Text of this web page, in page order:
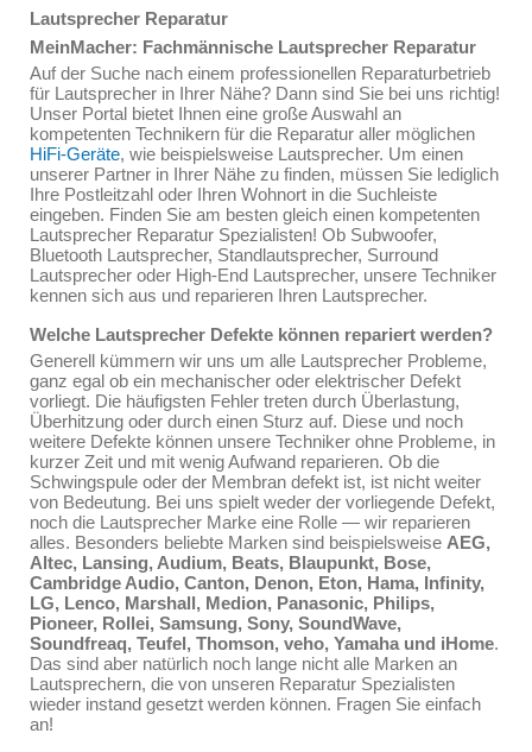
Lautsprecher Reparatur
MeinMacher: Fachmännische Lautsprecher Reparatur
Auf der Suche nach einem professionellen Reparaturbetrieb
für Lautsprecher in Ihrer Nähe? Dann sind Sie bei uns richtig!
Unser Portal bietet Ihnen eine große Auswahl an
kompetenten Technikern für die Reparatur aller möglichen
HiFi-Geräte, wie beispielsweise Lautsprecher. Um einen
unserer Partner in Ihrer Nähe zu finden, müssen Sie lediglich
Ihre Postleitzahl oder Ihren Wohnort in die Suchleiste
eingeben. Finden Sie am besten gleich einen kompetenten
Lautsprecher Reparatur Spezialisten! Ob Subwoofer,
Bluetooth Lautsprecher, Standlautsprecher, Surround
Lautsprecher oder High-End Lautsprecher, unsere Techniker
kennen sich aus und reparieren Ihren Lautsprecher.
Welche Lautsprecher Defekte können repariert werden?
Generell kümmern wir uns um alle Lautsprecher Probleme,
ganz egal ob ein mechanischer oder elektrischer Defekt
vorliegt. Die häufigsten Fehler treten durch Überlastung,
Überhitzung oder durch einen Sturz auf. Diese und noch
weitere Defekte können unsere Techniker ohne Probleme, in
kurzer Zeit und mit wenig Aufwand reparieren. Ob die
Schwingspule oder der Membran defekt ist, ist nicht weiter
von Bedeutung. Bei uns spielt weder der vorliegende Defekt,
noch die Lautsprecher Marke eine Rolle — wir reparieren
alles. Besonders beliebte Marken sind beispielsweise AEG,
Altec, Lansing, Audium, Beats, Blaupunkt, Bose,
Cambridge Audio, Canton, Denon, Eton, Hama, Infinity,
LG, Lenco, Marshall, Medion, Panasonic, Philips,
Pioneer, Rollei, Samsung, Sony, SoundWave,
Soundfreaq, Teufel, Thomson, veho, Yamaha und iHome.
Das sind aber natürlich noch lange nicht alle Marken an
Lautsprechern, die von unseren Reparatur Spezialisten
wieder instand gesetzt werden können. Fragen Sie einfach
an!